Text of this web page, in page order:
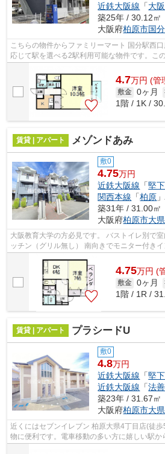
近鉄大阪線 「大
築25年 / 30.12㎡
大阪府柏原市国
こちらの物件からファミリーマート 国分駅西
応じて駅を選べる2駅利用可能な物件です。こ
です。こちらの物件はアパートです。こ...
4.7万円 (管
敷金 0ヶ月
1階 / 1K /
賃貸 | アパート メゾンドあみ
敷0
4.75万円
近鉄大阪線 「堅下
関西本線 「柏原
築31年 / 31.00㎡
大阪府柏原市大県
大阪教育大学の方必見です。 バストイレ別で
ッチン（グリル無し） 南向きでモニター付き
4.75万円 (
敷金 0ヶ月
1階 / 1R /
賃貸 | アパート プラシードU
敷0
4.8万円
近鉄大阪線 「堅下
近鉄大阪線 「法
築23年 / 31.67㎡
大阪府柏原市大県
近くにはセブンイレブン 柏原大県4丁目店(徒
物に便利です。電車移動の多い方に嬉しい駅か